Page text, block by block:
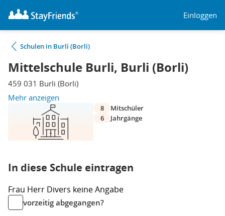
Einloggen
Schulen in Burli (Borli)
Mittelschule Burli, Burli (Borli)
459 031 Burli (Borli)
Mehr anzeigen
8
Mitschüler
6
Jahrgänge
In diese Schule eintragen
Frau Herr Divers keine Angabe
vorzeitig abgegangen?